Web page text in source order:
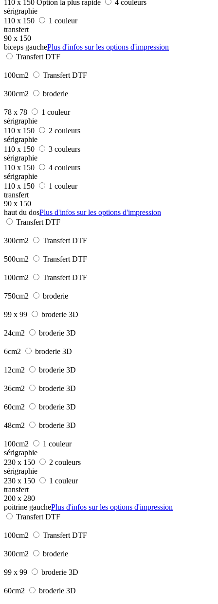
110 x 150 Option la plus rapide
4 couleurs
sérigraphie
110 x 150
1 couleur
transfert
90 x 150
biceps gauchePlus d'infos sur les options d'impression
Transfert DTF
100cm2 Transfert DTF
300cm2 broderie
78 x 78
1 couleur
sérigraphie
110 x 150
2 couleurs
sérigraphie
110 x 150
3 couleurs
sérigraphie
110 x 150
4 couleurs
sérigraphie
110 x 150
1 couleur
transfert
90 x 150
haut du dosPlus d'infos sur les options d'impression
Transfert DTF
300cm2 Transfert DTF
500cm2 Transfert DTF
100cm2 Transfert DTF
750cm2 broderie
99 x 99 broderie 3D
24cm2 broderie 3D
6cm2 broderie 3D
12cm2 broderie 3D
36cm2 broderie 3D
60cm2 broderie 3D
48cm2 broderie 3D
100cm2
1 couleur
sérigraphie
230 x 150
2 couleurs
sérigraphie
230 x 150
1 couleur
transfert
200 x 280
poitrine gauchePlus d'infos sur les options d'impression
Transfert DTF
100cm2 Transfert DTF
300cm2 broderie
99 x 99 broderie 3D
60cm2 broderie 3D